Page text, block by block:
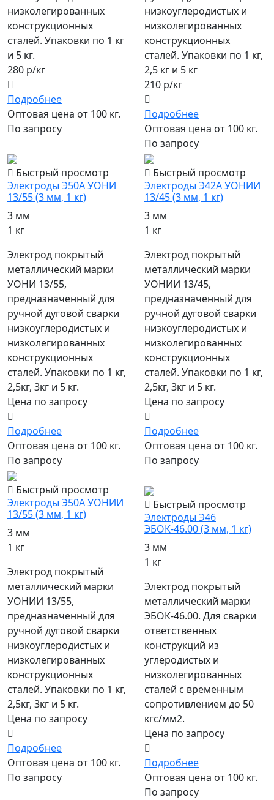
низколегированных
конструкционных
сталей. Упаковки по 1 кг
и 5 кг.
280 р/кг
Подробнее
Оптовая цена от 100 кг.
По запросу
низкоуглеродистых и
низколегированных
конструкционных
сталей. Упаковки по 1 кг,
2,5 кг и 5 кг
210 р/кг
Подробнее
Оптовая цена от 100 кг.
По запросу
Быстрый просмотр
Электроды Э50А УОНИ
13/55 (3 мм, 1 кг)
3 мм
1 кг
Электрод покрытый
металлический марки
УОНИ 13/55,
предназначенный для
ручной дуговой сварки
низкоуглеродистых и
низколегированных
конструкционных
сталей. Упаковки по 1 кг,
2,5кг, 3кг и 5 кг.
Цена по запросу
Подробнее
Оптовая цена от 100 кг.
По запросу
Быстрый просмотр
Электроды Э42А УОНИИ
13/45 (3 мм, 1 кг)
3 мм
1 кг
Электрод покрытый
металлический марки
УОНИИ 13/45,
предназначенный для
ручной дуговой сварки
низкоуглеродистых и
низколегированных
конструкционных
сталей. Упаковки по 1 кг,
2,5кг, 3кг и 5 кг.
Цена по запросу
Подробнее
Оптовая цена от 100 кг.
По запросу
Быстрый просмотр
Электроды Э50А УОНИИ
13/55 (3 мм, 1 кг)
3 мм
1 кг
Электрод покрытый
металлический марки
УОНИИ 13/55,
предназначенный для
ручной дуговой сварки
низкоуглеродистых и
низколегированных
конструкционных
сталей. Упаковки по 1 кг,
2,5кг, 3кг и 5 кг.
Цена по запросу
Подробнее
Оптовая цена от 100 кг.
По запросу
Быстрый просмотр
Электроды Э46
ЭБОК-46.00 (3 мм, 1 кг)
3 мм
1 кг
Электрод покрытый
металлический марки
ЭБОК-46.00. Для сварки
ответственных
конструкций из
углеродистых и
низколегированных
сталей с временным
сопротивлением до 50
кгс/мм2.
Цена по запросу
Подробнее
Оптовая цена от 100 кг.
По запросу